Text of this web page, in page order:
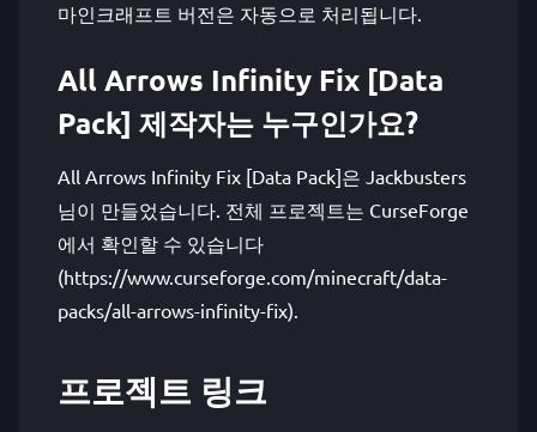
마인크래프트 버전은 자동으로 처리됩니다.
All Arrows Infinity Fix [Data
Pack] 제작자는 누구인가요?
All Arrows Infinity Fix [Data Pack]은 Jackbusters
님이 만들었습니다. 전체 프로젝트는 CurseForge
에서 확인할 수 있습니다
(https://www.curseforge.com/minecraft/data-
packs/all-arrows-infinity-fix).
프로젝트 링크